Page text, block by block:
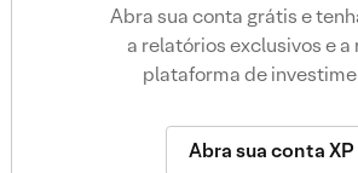
Abra sua conta grátis e
a relatórios exclusivos e a
plataforma de
Abra sua conta XP